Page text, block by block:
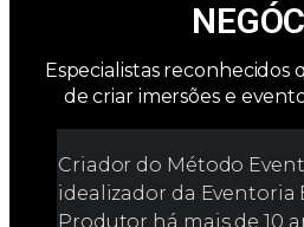
Especialistas reconhecidos
de criar imersões e
CEO da ABN8 Trading
em negócios globais.
por trazer ao Brasil